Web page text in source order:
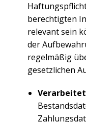
berechtigten
relevant sein
der
regelmäßig
gesetzlichen